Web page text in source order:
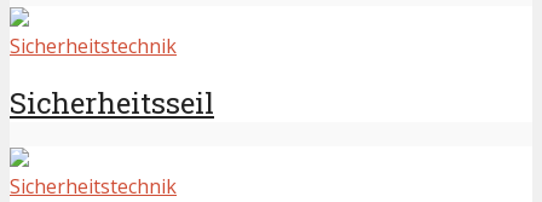
Sicherheitstechnik
Sicherheitsseil
Sicherheitstechnik